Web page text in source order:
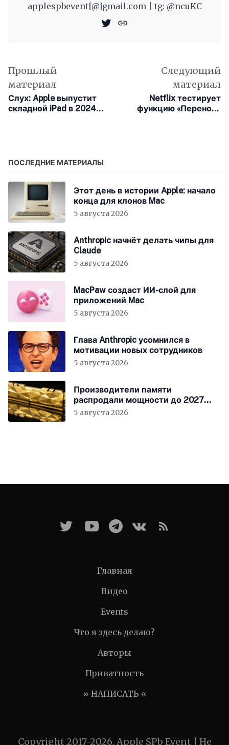
applespbevent[@]gmail.com | tg: @ncuKC
Прошлый
материал
Слух: Apple выпустит
складной iPad в 2024
Следующий
материал
Netflix тестирует
функцию «Переноса
ПОСЛЕДНИЕ МАТЕРИАЛЫ
Этот день в истории Apple: начало
конца для клонов Mac
5 августа 2026
Anthropic начнёт делать чипы для
Claude
5 августа 2026
MacPaw создаст ИИ-слой для
приложений Mac
5 августа 2026
Глава Anthropic усомнился в
мотивации новых сотрудников
5 августа 2026
Производители памяти
распродали мощности до 2027
года
5 августа 2026
Главная
Видео
Events
Что я здесь делаю?
Авторы
Приватность
» НАПИСАТЬ «
Copyright 2017-2026, Apple SPb Event | Не